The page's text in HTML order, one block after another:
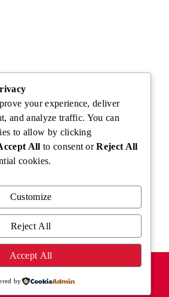
POLITIQUE DE CONFIDENTIALITÉ
CONTACT
your experience, deliver
and analyze traffic. You can
to allow by clicking
All to consent orReject All
cookies.
Customize
Reject All
Accept All
by